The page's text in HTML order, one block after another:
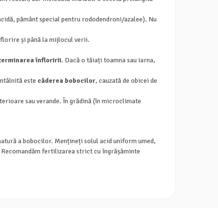
pământ special pentru rododendroni/azalee). Nu
și până la mijlocul verii.
înfloririi. Dacă o tăiați toamna sau iarna,
este căderea bobocilor, cauzată de obicei de
sau verande. În grădină (în microclimate
a bobocilor. Mențineți solul acid uniform umed,
fertilizarea strict cu îngrășăminte